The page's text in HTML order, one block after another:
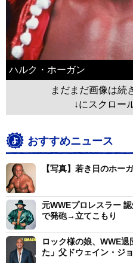
ハルク・ホーガン
まだまだ画像は続
↓にスクロー
おすすめニュース
【写真】若き日のホ
元WWEプロレスラー
で発砲→立てこもり
ロック様の娘、WWE
た」父ドウェイン・ジ